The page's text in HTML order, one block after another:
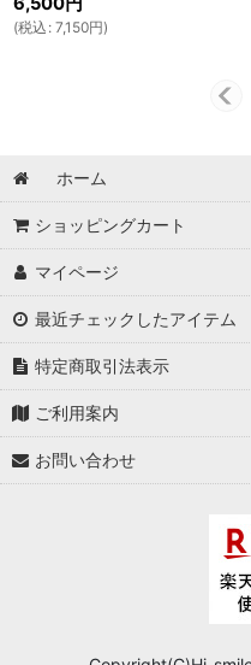
(税込 : 7,150円)
ホーム
ショッピングカート
マイページ
最近チェックしたアイテム
特定商取引法表示
ご利用案内
お問い合わせ